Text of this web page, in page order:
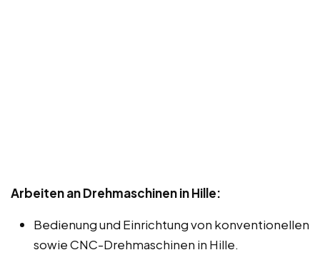
Arbeiten an Drehmaschinen in Hille:
Bedienung und Einrichtung von konventionellen
sowie CNC-Drehmaschinen in Hille.